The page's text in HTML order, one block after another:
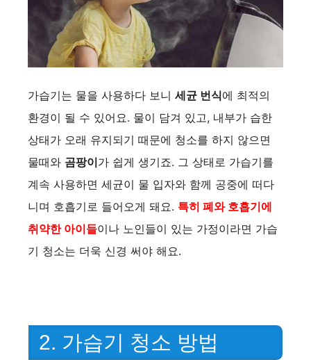
가습기는 물을 사용하다 보니 세균 번식에 최적의
환경이 될 수 있어요. 물이 담겨 있고, 내부가 습한
상태가 오래 유지되기 때문에 청소를 하지 않으면
물때와 곰팡이가 쉽게 생기죠. 그 상태로 가습기를
계속 사용하면 세균이 물 입자와 함께 공중에 떠다
니며 호흡기로 들어오게 돼요. 특히 폐와 호흡기에
취약한 아이들이나 노인들이 있는 가정이라면 가습
기 청소는 더욱 신경 써야 해요.
2. 가습기 청소 방법